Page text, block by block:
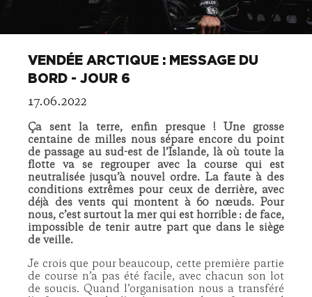
VENDÉE ARCTIQUE : MESSAGE DU
BORD - JOUR 6
17.06.2022
Ça sent la terre, enfin presque ! Une grosse
centaine de milles nous sépare encore du point
de passage au sud-est de l’Islande, làoù toute la
flotte va se regrouper avec la course qui est
neutralisée jusqu’à nouvel ordre. La faute à des
conditions extrêmes pour ceux de derrière, avec
déjà des vents qui montent à60 nœuds. Pour
nous, c’est surtout la mer qui est horrible : de face,
impossible de tenir autre part que dans le siège
de veille.
Je crois que pour beaucoup, cette première partie
de course n’a pas été facile, avec chacun son lot
de soucis. Quand l’organisation nous a transféré